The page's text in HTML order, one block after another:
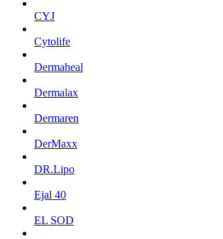
CYJ
Cytolife
Dermaheal
Dermalax
Dermaren
DerMaxx
DR.Lipo
Ejal 40
EL SOD